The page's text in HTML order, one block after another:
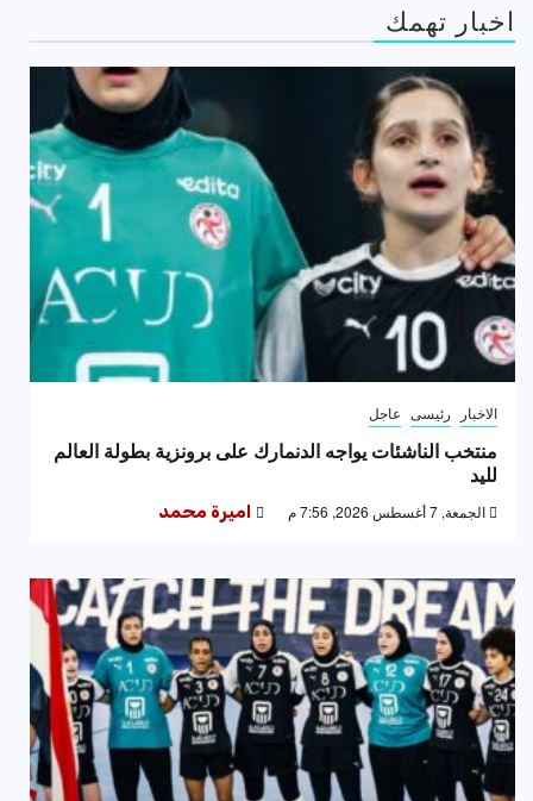
اخبار تهمك
الاخبار رئيسى عاجل
منتخب الناشئات يواجه الدنمارك على برونزية بطولة العالم
لليد
الجمعة, 7 أغسطس 2026, 7:56 م اميرة محمد